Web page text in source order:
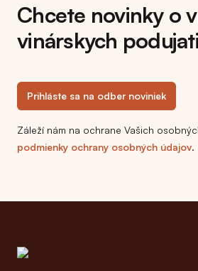
Chcete novinky o
vinárskych
Prihláste sa na odber noviniek
Záleží nám na ochrane Vašich
podmienky ochrany osobných údajov.